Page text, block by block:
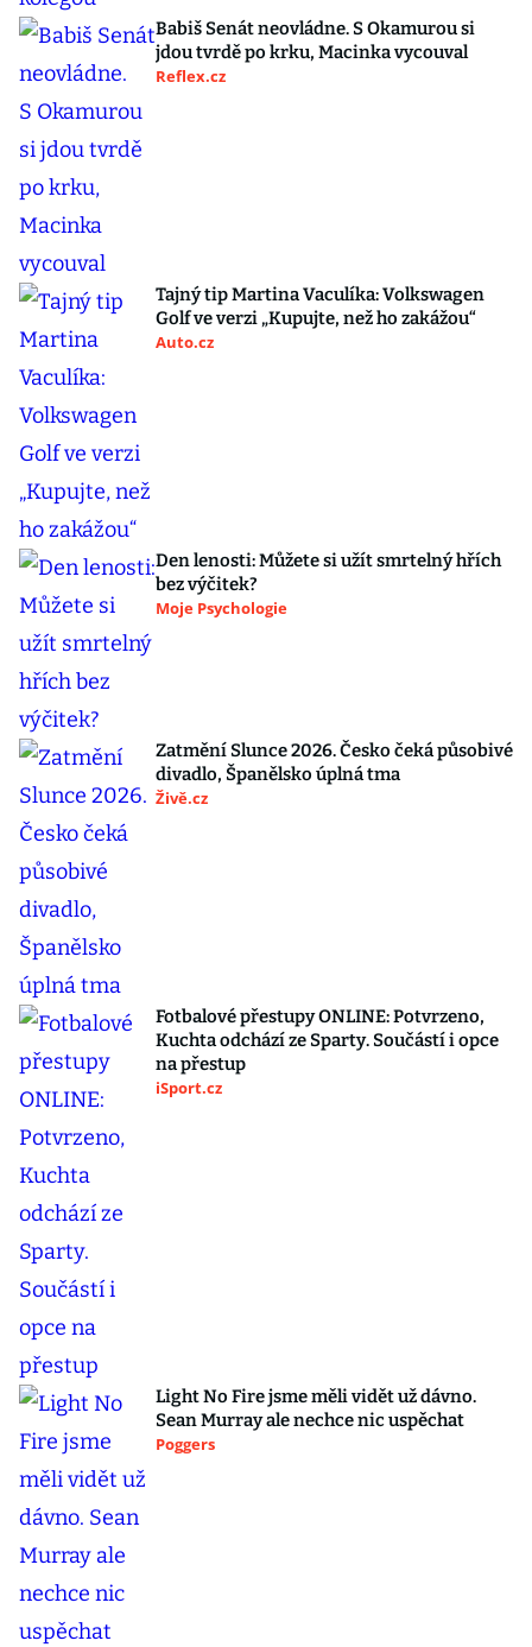
Babiš Senát neovládne. S Okamurou si
jdou tvrdě po krku, Macinka vycouval
Reflex.cz
Tajný tip Martina Vaculíka: Volkswagen
Golf ve verzi „Kupujte, než ho zakážou“
Auto.cz
Den lenosti: Můžete si užít smrtelný hřích
bez výčitek?
Moje Psychologie
Zatmění Slunce 2026. Česko čeká působivé
divadlo, Španělsko úplná tma
Živě.cz
Fotbalové přestupy ONLINE: Potvrzeno,
Kuchta odchází ze Sparty. Součástí i opce
na přestup
iSport.cz
Light No Fire jsme měli vidět už dávno.
Sean Murray ale nechce nic uspěchat
Poggers